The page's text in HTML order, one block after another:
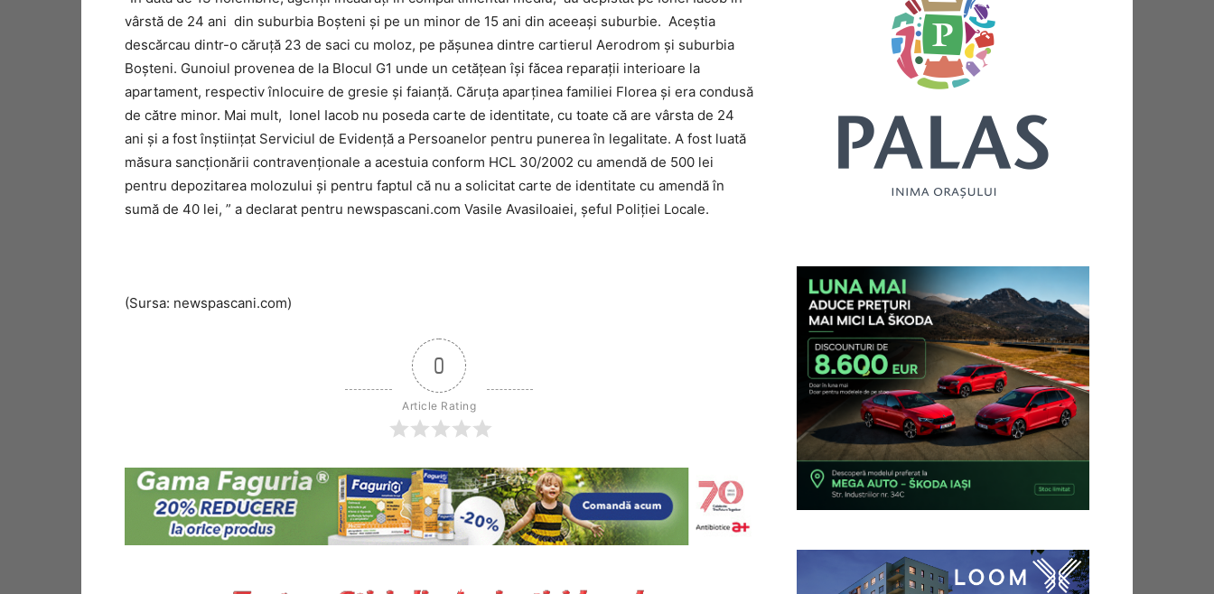
vârstă de 24 ani din suburbia Boșteni și pe un minor de 15 ani din aceeași suburbie. Aceștia
descărcau dintr-o căruță 23 de saci cu moloz, pe pășunea dintre cartierul Aerodrom și suburbia
Boșteni. Gunoiul provenea de la Blocul G1 unde un cetățean își făcea reparații interioare la
apartament, respectiv înlocuire de gresie și faianță. Căruța aparținea familiei Florea și era condusă
de către minor. Mai mult, Ionel Iacob nu poseda carte de identitate, cu toate că are vârsta de 24
ani și a fost înștiințat Serviciul de Evidență a Persoanelor pentru punerea în legalitate. A fost luată
măsura sancționării contravenționale a acestuia conform HCL 30/2002 cu amendă de 500 lei
pentru depozitarea molozului și pentru faptul că nu a solicitat carte de identitate cu amendă în
sumă de 40 lei, ” a declarat pentru newspascani.com Vasile Avasiloaiei, șeful Poliției Locale.
(Sursa: newspascani.com)
0
Article Rating